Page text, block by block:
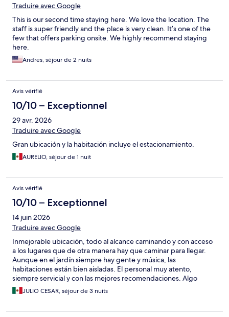
Traduire avec Google
This is our second time staying here. We love the location. The
staff is super friendly and the place is very clean. It’s one of the
few that offers parking onsite. We highly recommend staying
here.
Andres, séjour de 2 nuits
Avis vérifié
10/10 – Exceptionnel
29 avr. 2026
Traduire avec Google
Gran ubicación y la habitación incluye el estacionamiento.
AURELIO, séjour de 1 nuit
Avis vérifié
10/10 – Exceptionnel
14 juin 2026
Traduire avec Google
Inmejorable ubicación, todo al alcance caminando y con acceso
a los lugares que de otra manera hay que caminar para llegar.
Aunque en el jardín siempre hay gente y música, las
habitaciones están bien aisladas. El personal muy atento,
siempre servicial y con las mejores recomendaciones. Algo
excepcional es que cuentan con estacionamiento, una
grandísima ventaja en el centro de Guanajuato.
JULIO CESAR, séjour de 3 nuits